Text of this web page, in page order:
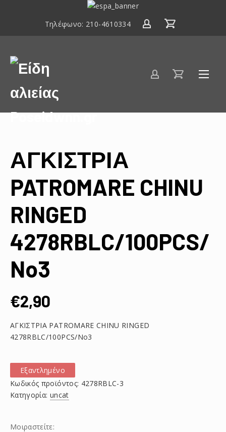
ΕΣΠΑ
2020
Τηλέφωνο: 210-4610334
Είδη
αλιείας
Poseidwnn.gr
ΑΓΚΙΣΤΡΙΑ
PATROMARE CHINU
RINGED
4278RBLC/100PCS/
No3
€2,90
ΑΓΚΙΣΤΡΙΑ PATROMARE CHINU RINGED
4278RBLC/100PCS/No3
Εξαντλημένο
Κωδικός προϊόντος: 4278RBLC-3
Κατηγορία: uncat
Μοιραστείτε: